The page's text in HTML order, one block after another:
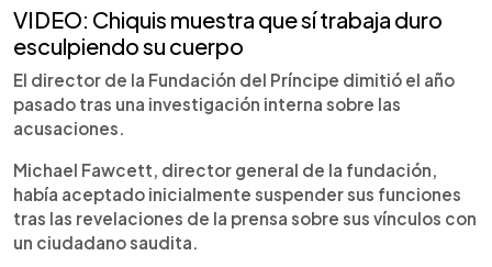
VIDEO: Chiquis muestra que sí trabaja duro
esculpiendo su cuerpo
El director de la Fundación del Príncipe dimitió el año
pasado tras una investigación interna sobre las
acusaciones.
Michael Fawcett, director general de la fundación,
había aceptado inicialmente suspender sus funciones
tras las revelaciones de la prensa sobre sus vínculos con
un ciudadano saudita.